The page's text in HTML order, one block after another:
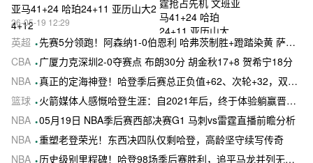
亚马41+24 哈珀24+11 亚历山大2
4+12
26-05-19 12:29
英超
先赛5分领跑！阿森纳1-0伯恩利 哈弗茨制胜+蹬踏染黄 萨卡献助攻
CBA
广厦力克深圳2-0夺赛点 布朗30分 胡金秋17+8 贺希宁18分
NBA 真正的定海神登！哈登季后赛总正负值+62、次轮+32，双数据领跑骑士全队
篮球
火箭媒体人感慨哈登生涯：自2021年后，终于体验躺赢晋级滋味
NBA 05月19日 NBA季后赛西部决赛G1 马刺vs雷霆直播前瞻分析
NBA 重塑老登荣光！东西决四队仅剩哈登，高龄坚守续写传奇
NBA
历史级别里程碑！哈登98场季后赛胜利，追平马龙并列无冠球员历史第一